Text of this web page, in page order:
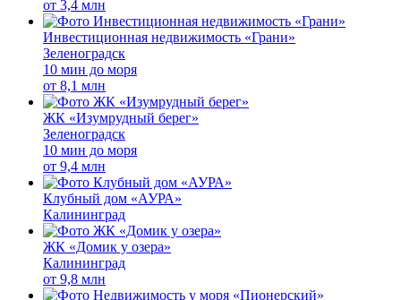
от 3,4 млн
Инвестиционная недвижимость «Грани»
Зеленоградск
10 мин до моря
от 8,1 млн
ЖК «Изумрудный берег»
Зеленоградск
10 мин до моря
от 9,4 млн
Клубный дом «АУРА»
Калининград
ЖК «Домик у озера»
Калининград
от 9,8 млн